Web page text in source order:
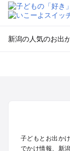
新潟の人気のお出
越後湯沢・苗場
燕・三条・弥彦・
南魚沼（六日町
子どもとお出か
でかけ情報、新